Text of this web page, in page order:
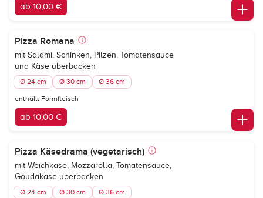
ab 10,00 €
Pizza Romana
mit Salami, Schinken, Pilzen, Tomatensauce
und Käse überbacken
Ø 24 cm Ø 30 cm Ø 36 cm
enthällt Formfleisch
ab 10,00 €
Pizza Käsedrama (vegetarisch)
mit Weichkäse, Mozzarella, Tomatensauce,
Goudakäse überbacken
Ø 24 cm Ø 30 cm Ø 36 cm